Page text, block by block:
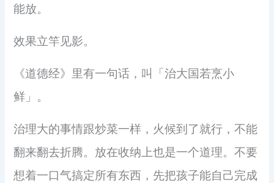
能放。
效果立竿见影。
《道德经》里有一句话，叫「治大国若烹小
鲜」。
治理大的事情跟炒菜一样，火候到了就行，不能
翻来翻去折腾。放在收纳上也是一个道理。不要
想着一口气搞定所有东西，先把孩子能自己完成